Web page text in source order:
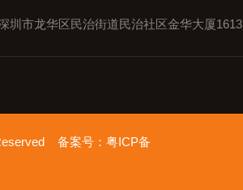
圳市龙华区民治街道民治社区金华大厦1613
备案号： 粤ICP备